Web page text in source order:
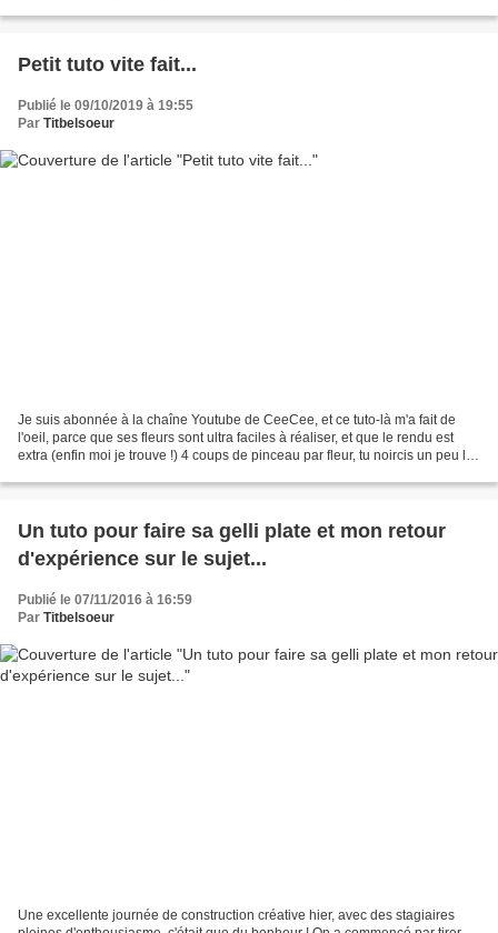
Petit tuto vite fait...
Publié le 09/10/2019 à 19:55
Par Titbelsoeur
Je suis abonnée à la chaîne Youtube de CeeCee, et ce tuto-là m'a fait de
l'oeil, parce que ses fleurs sont ultra faciles à réaliser, et que le rendu est
extra (enfin moi je trouve !) 4 coups de pinceau par fleur, tu noircis un peu les
Un tuto pour faire sa gelli plate et mon retour
d'expérience sur le sujet...
Publié le 07/11/2016 à 16:59
Par Titbelsoeur
Une excellente journée de construction créative hier, avec des stagiaires